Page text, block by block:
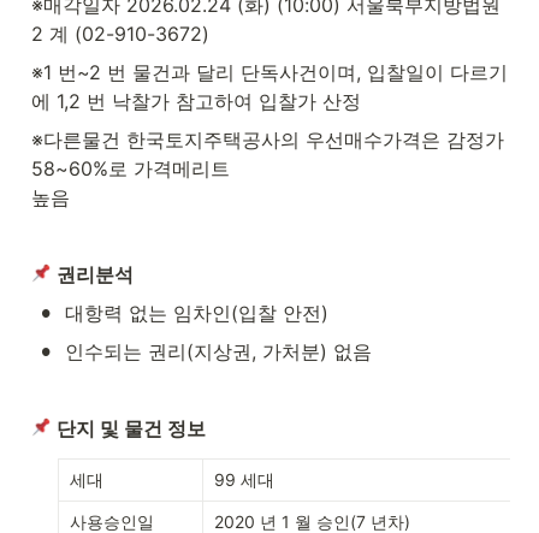
2 계 (02-910-3672)
※1 번~2 번 물건과 달리 단독사건이며, 입찰일이 다르기
에 1,2 번 낙찰가 참고하여 입찰가 산정
※다른물건 한국토지주택공사의 우선매수가격은 감정가
58~60%로 가격메리트
높음
권리분석
• 대항력 없는 임차인(입찰 안전)
• 인수되는 권리(지상권, 가처분) 없음
단지 및 물건 정보
세대 99 세대
사용승인일 2020 년 1 월 승인(7 년차)